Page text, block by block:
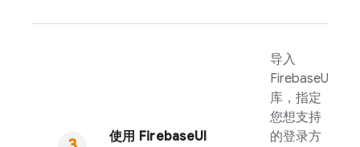
使用 FirebaseUI
导入
FirebaseUI
库，指定
您想支持
的登录方